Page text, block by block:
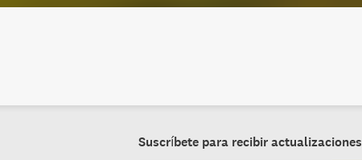
Suscríbete para recibir actualizaciones